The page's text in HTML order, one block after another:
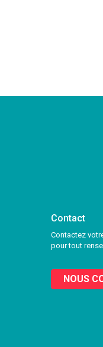
Contact
Contactez
pour tout
NOUS